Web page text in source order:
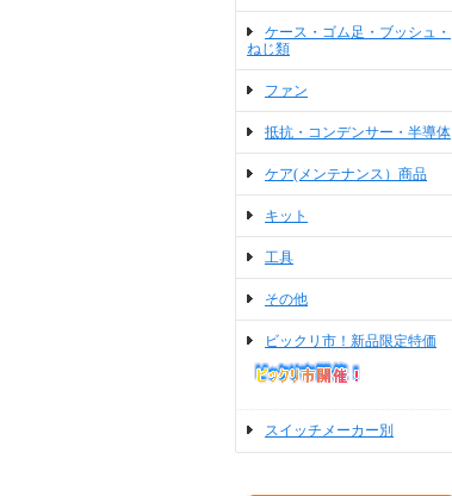
ケース・ゴム足・ブッシュ・
ねじ類
ファン
抵抗・コンデンサー・半導体
ケア(メンテナンス）商品
キット
工具
その他
ビックリ市！新品限定特価
スイッチメーカー別